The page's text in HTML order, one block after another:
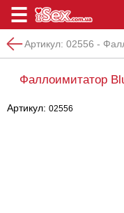
Артикул: 02556 -
Фаллоимитатор
Артикул: 02556